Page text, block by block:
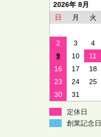
2026年 8月
日
月 火
2
3 4
9
10 11
16
17 18
23
24 25
30
31
定休日
創業記念日